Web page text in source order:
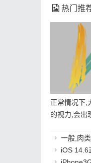
热门推
正常情况下,
的视力,会出
一般,肉
iOS 14.6